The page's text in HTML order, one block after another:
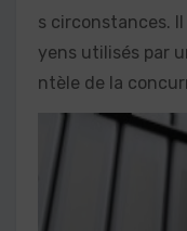
s circonstances.
yens utilisés par
ntèle de la